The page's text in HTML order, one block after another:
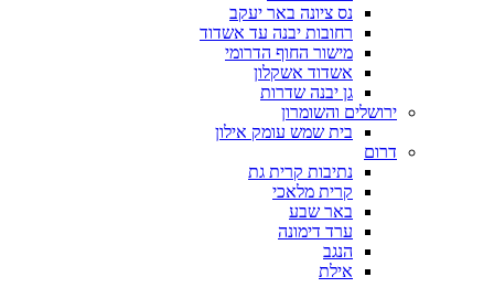
נס ציונה באר יעקב
רחובות יבנה עד אשדוד
מישור החוף הדרומי
אשדוד אשקלון
גן יבנה שדרות
ירושלים והשומרון
בית שמש עומק אילון
דרום
נתיבות קרית גת
קרית מלאכי
באר שבע
ערד דימונה
הנגב
אילת